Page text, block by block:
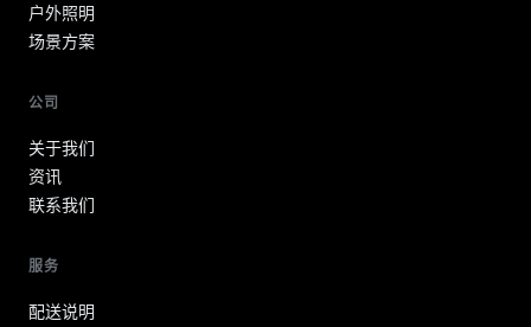
户外照明
场景方案
公司
关于我们
资讯
联系我们
服务
配送说明